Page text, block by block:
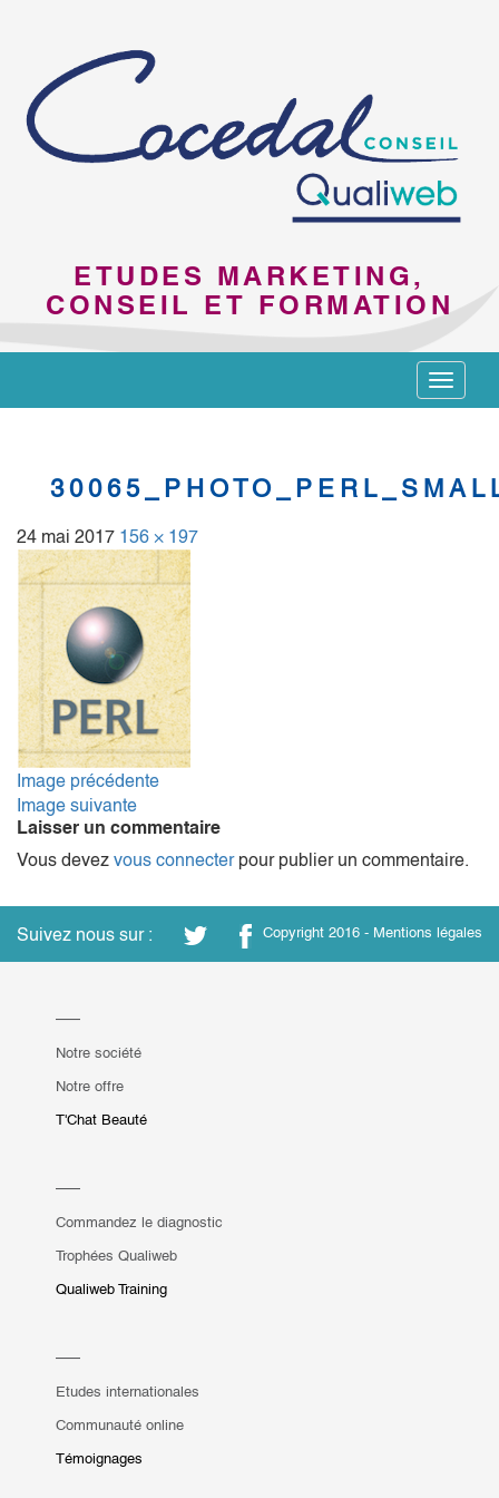
ETUDES MARKETING,
CONSEIL ET FORMATION
Toggle
24 mai 2017 156 × 197
Image précédente
Image suivante
Laisser un commentaire
Vous devez vous connecterpour publier un commentaire.
Suivez nous sur : Copyright 2016 - Mentions légales
Notre société
Notre offre
T'Chat Beauté
Commandez le diagnostic
Trophées Qualiweb
Qualiweb Training
Etudes internationales
Communauté online
Témoignages